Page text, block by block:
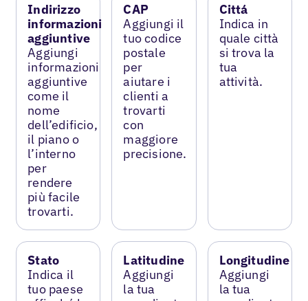
Indirizzo
informazioni
aggiuntive
Aggiungi
informazioni
aggiuntive
come il
nome
dell’edificio,
il piano o
l’interno
per
rendere
più facile
trovarti.
CAP
Aggiungi il
tuo codice
postale
per
aiutare i
clienti a
trovarti
con
maggiore
precisione.
Cittá
Indica in
quale città
si trova la
tua
attività.
Stato
Indica il
tuo paese
Latitudine
Aggiungi
la tua
Longitudine
Aggiungi
la tua